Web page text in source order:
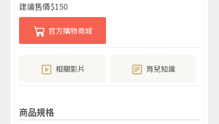
建議售價$150
官方購物商城
相關影片 育兒知識
商品規格